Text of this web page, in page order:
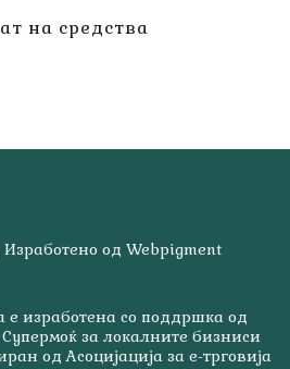
на средства
од Webpigment
изработена со поддршка од
Супермоќ за локалните бизниси
од Асоцијација за е-трговија